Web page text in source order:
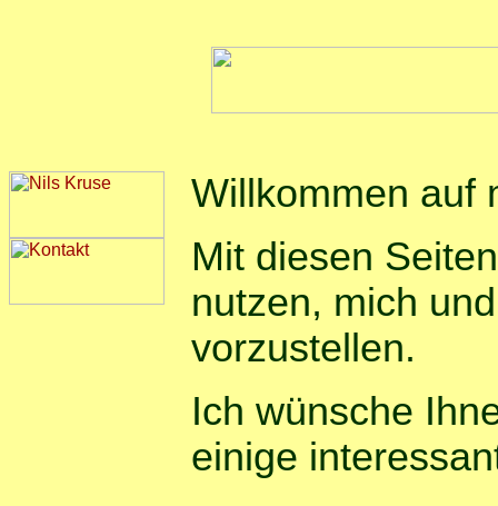
Willkommen auf
Mit diesen
nutzen, mich
vorzustellen.
Ich wünsche
einige